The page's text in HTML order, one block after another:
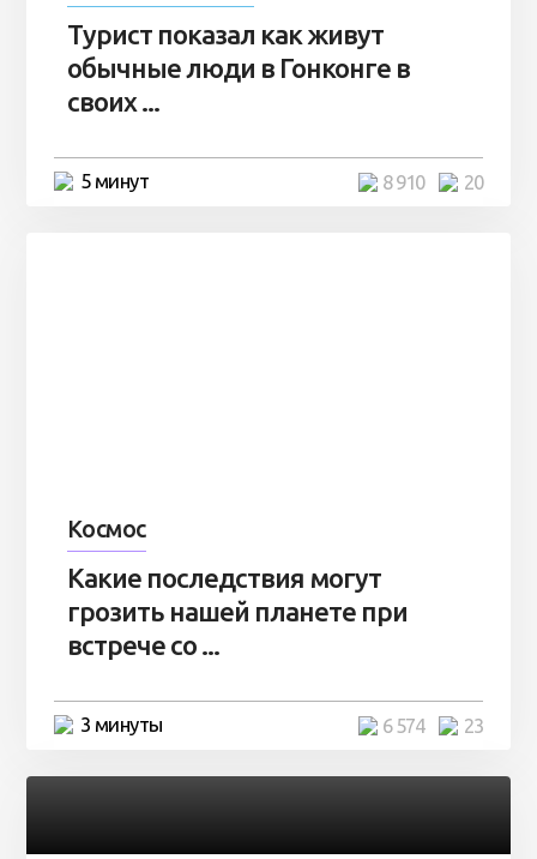
Турист показал как живут
обычные люди в Гонконге в
своих ...
5 минут 20
8 910
Космос
Какие последствия могут
грозить нашей планете при
встрече со ...
3 минуты 23
6 574